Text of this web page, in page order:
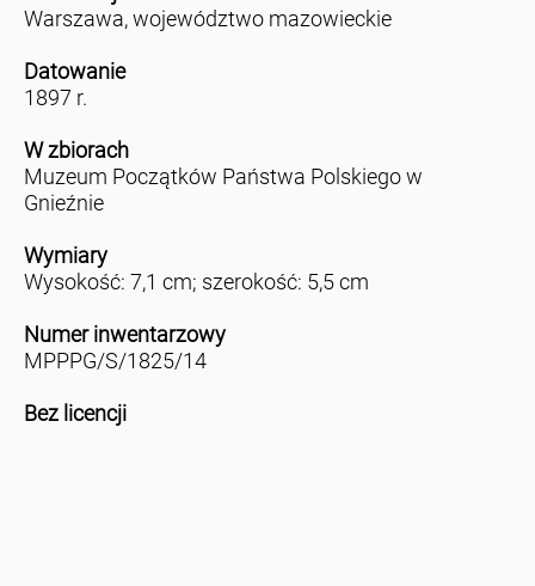
Warszawa, województwo mazowieckie
Datowanie
1897 r.
W zbiorach
Muzeum Początków Państwa Polskiego w
Gnieźnie
Wymiary
Wysokość: 7,1 cm; szerokość: 5,5 cm
Numer inwentarzowy
MPPPG/S/1825/14
Bez licencji